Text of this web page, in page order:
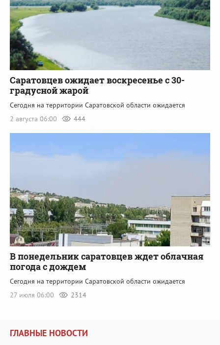
Саратовцев ожидает воскресенье c 30-
градусной жарой
Сегодня на территории Саратовской области ожидается
2 августа 06:00
444
В понедельник саратовцев ждет облачная
погода с дождем
Сегодня на территории Саратовской области ожидается
27 июля 06:00
2314
ГЛАВНЫЕ НОВОСТИ